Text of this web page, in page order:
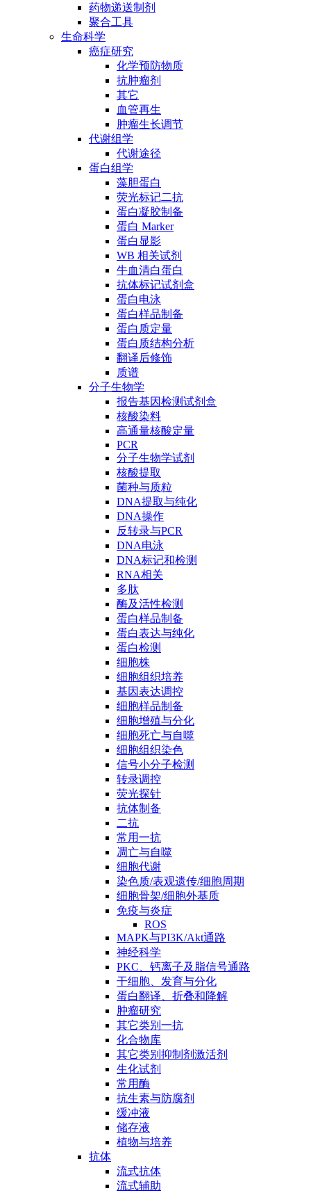
药物递送制剂
聚合工具
生命科学
癌症研究
化学预防物质
抗肿瘤剂
其它
血管再生
肿瘤生长调节
代谢组学
代谢途径
蛋白组学
藻胆蛋白
荧光标记二抗
蛋白凝胶制备
蛋白 Marker
蛋白显影
WB 相关试剂
牛血清白蛋白
抗体标记试剂盒
蛋白电泳
蛋白样品制备
蛋白质定量
蛋白质结构分析
翻译后修饰
质谱
分子生物学
报告基因检测试剂盒
核酸染料
高通量核酸定量
PCR
分子生物学试剂
核酸提取
菌种与质粒
DNA提取与纯化
DNA操作
反转录与PCR
DNA电泳
DNA标记和检测
RNA相关
多肽
酶及活性检测
蛋白样品制备
蛋白表达与纯化
蛋白检测
细胞株
细胞组织培养
基因表达调控
细胞样品制备
细胞增殖与分化
细胞死亡与自噬
细胞组织染色
信号小分子检测
转录调控
荧光探针
抗体制备
二抗
常用一抗
凋亡与自噬
细胞代谢
染色质/表观遗传/细胞周期
细胞骨架/细胞外基质
免疫与炎症
ROS
MAPK与PI3K/Akt通路
神经科学
PKC、钙离子及脂信号通路
干细胞、发育与分化
蛋白翻译、折叠和降解
肿瘤研究
其它类别一抗
化合物库
其它类别抑制剂激活剂
生化试剂
常用酶
抗生素与防腐剂
缓冲液
储存液
植物与培养
抗体
流式抗体
流式辅助